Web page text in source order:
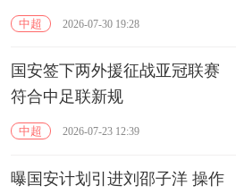
中超 2026-07-30 19:28
国安签下两外援征战亚冠联赛
符合中足联新规
中超 2026-07-23 12:39
曝国安计划引进刘邵子洋 操作